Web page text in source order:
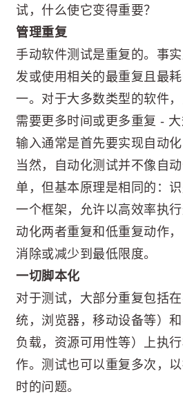
试，什么使它变得重要？
管理重复
手动软件测试是重复的。事
发或使用相关的最重复且最
一。对于大多数类型的软件
需要更多时间或更多重复 -
输入通常是首先要实现自动化
当然，自动化测试并不像自
单，但基本原理是相同的：
一个框架，允许以高效率执
动化两者重复和低重复动作
消除或减少到最低限度。
一切脚本化
对于测试，大部分重复包括
统，浏览器，移动设备等）和
负载，资源可用性等）上执
作。测试也可以重复多次，
时的问题。